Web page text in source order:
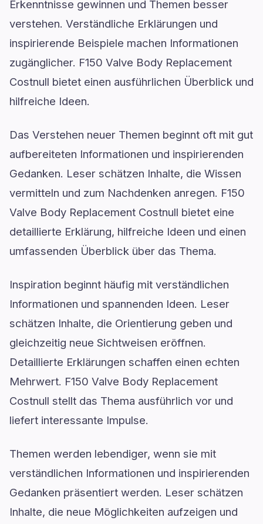
Erkenntnisse gewinnen und Themen besser
verstehen. Verständliche Erklärungen und
inspirierende Beispiele machen Informationen
zugänglicher. F150 Valve Body Replacement
Costnull bietet einen ausführlichen Überblick und
hilfreiche Ideen.
Das Verstehen neuer Themen beginnt oft mit gut
aufbereiteten Informationen und inspirierenden
Gedanken. Leser schätzen Inhalte, die Wissen
vermitteln und zum Nachdenken anregen. F150
Valve Body Replacement Costnull bietet eine
detaillierte Erklärung, hilfreiche Ideen und einen
umfassenden Überblick über das Thema.
Inspiration beginnt häufig mit verständlichen
Informationen und spannenden Ideen. Leser
schätzen Inhalte, die Orientierung geben und
gleichzeitig neue Sichtweisen eröffnen.
Detaillierte Erklärungen schaffen einen echten
Mehrwert. F150 Valve Body Replacement
Costnull stellt das Thema ausführlich vor und
liefert interessante Impulse.
Themen werden lebendiger, wenn sie mit
verständlichen Informationen und inspirierenden
Gedanken präsentiert werden. Leser schätzen
Inhalte, die neue Möglichkeiten aufzeigen und